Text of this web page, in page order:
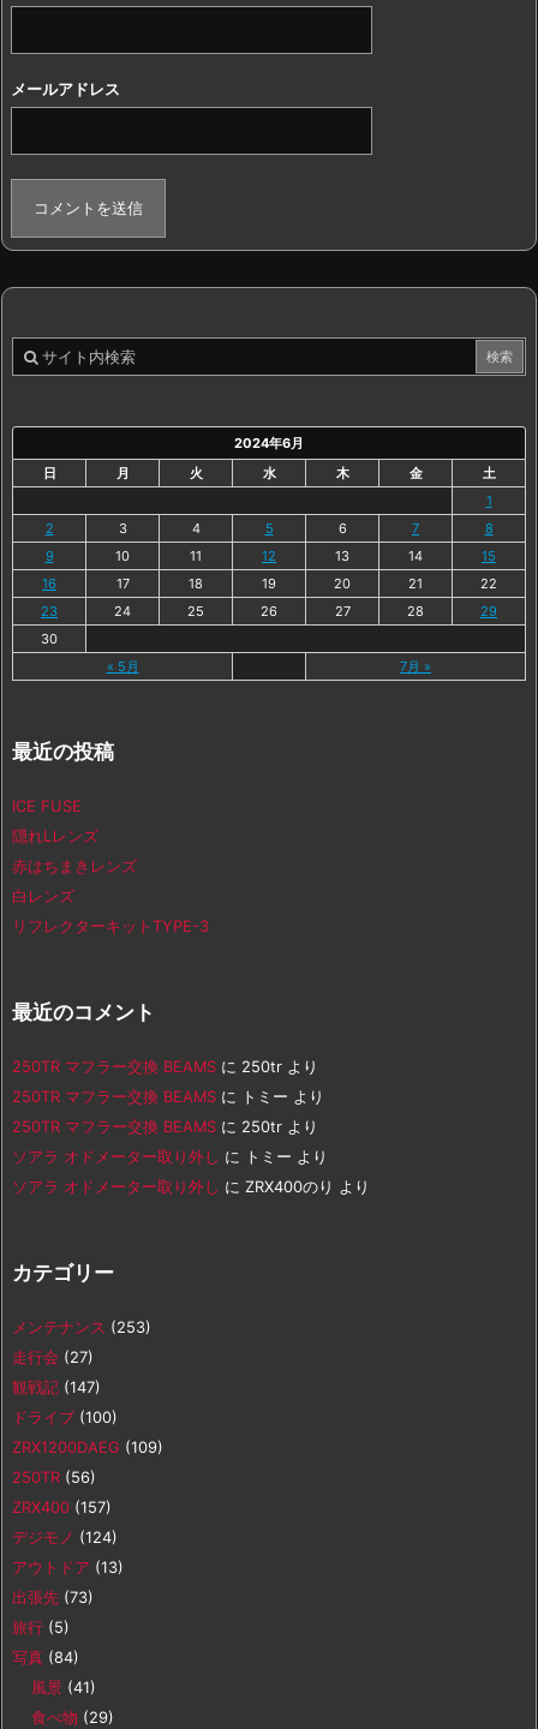
メールアドレス
2024年6月
日
月 火 水 木 金 土
« 5月 7月 »
1
2
3 4 5 6 7
8
9
10 11 12 13 14
15
16
17 18 19 20 21
22
23
24 25 26 27 28
29
30
最近の投稿
ICE FUSE
隠れLレンズ
赤はちまきレンズ
白レンズ
リフレクターキットTYPE-3
最近のコメント
250TR マフラー交換 BEAMS に 250tr より
250TR マフラー交換 BEAMS に トミー より
250TR マフラー交換 BEAMS に 250tr より
ソアラ オドメーター取り外し に トミー より
ソアラ オドメーター取り外し に ZRX400のり より
カテゴリー
メンテナンス (253)
走行会 (27)
観戦記 (147)
ドライブ (100)
ZRX1200DAEG (109)
250TR (56)
ZRX400 (157)
デジモノ (124)
アウトドア (13)
出張先 (73)
旅行 (5)
写真 (84)
風景 (41)
食べ物 (29)